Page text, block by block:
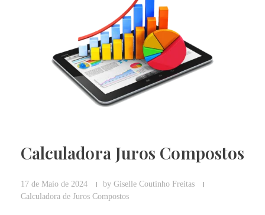
Calculadora Juros Compostos
17 de Maio de 2024 by Giselle Coutinho Freitas
Calculadora de Juros Compostos